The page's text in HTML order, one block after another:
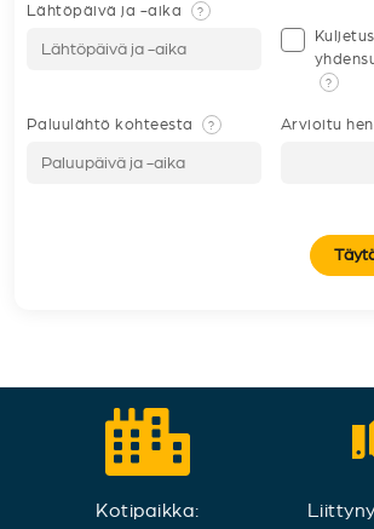
Lähtöpäivä ja -aika ?
?
Paluulähtö kohteesta ? Arvioitu
Kotipaikka: